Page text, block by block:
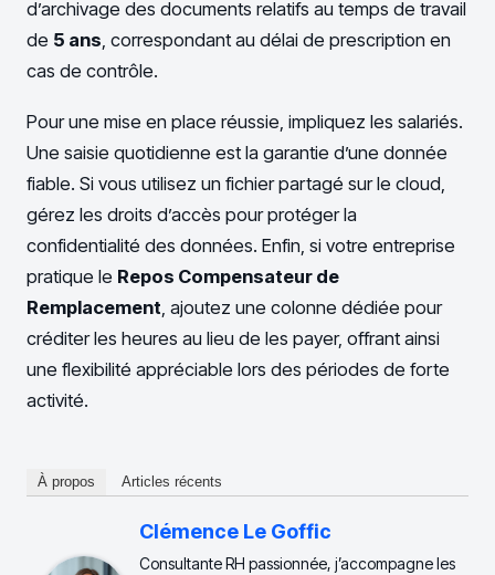
d’archivage des documents relatifs au temps de travail
de 5 ans , correspondant au délai de prescription en
cas de contrôle.
Pour une mise en place réussie, impliquez les salariés.
Une saisie quotidienne est la garantie d’une donnée
fiable. Si vous utilisez un fichier partagé sur le cloud,
gérez les droits d’accès pour protéger la
confidentialité des données. Enfin, si votre entreprise
pratique le Repos Compensateur de
Remplacement , ajoutez une colonne dédiée pour
créditer les heures au lieu de les payer, offrant ainsi
une flexibilité appréciable lors des périodes de forte
activité.
À propos Articles récents
Clémence Le Goffic
Consultante RH passionnée, j’accompagne les